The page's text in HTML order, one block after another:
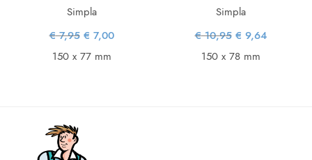
Simpla
€7,95 Oorspronkelijke
prijs was:
€ 7,95.
€ 7,00Huidige
150 x 77 mm
Simpla
€10,95 Oorspronkelijke
prijs was:
€ 10,95.
€ 9,64Huidige
150 x 78 mm